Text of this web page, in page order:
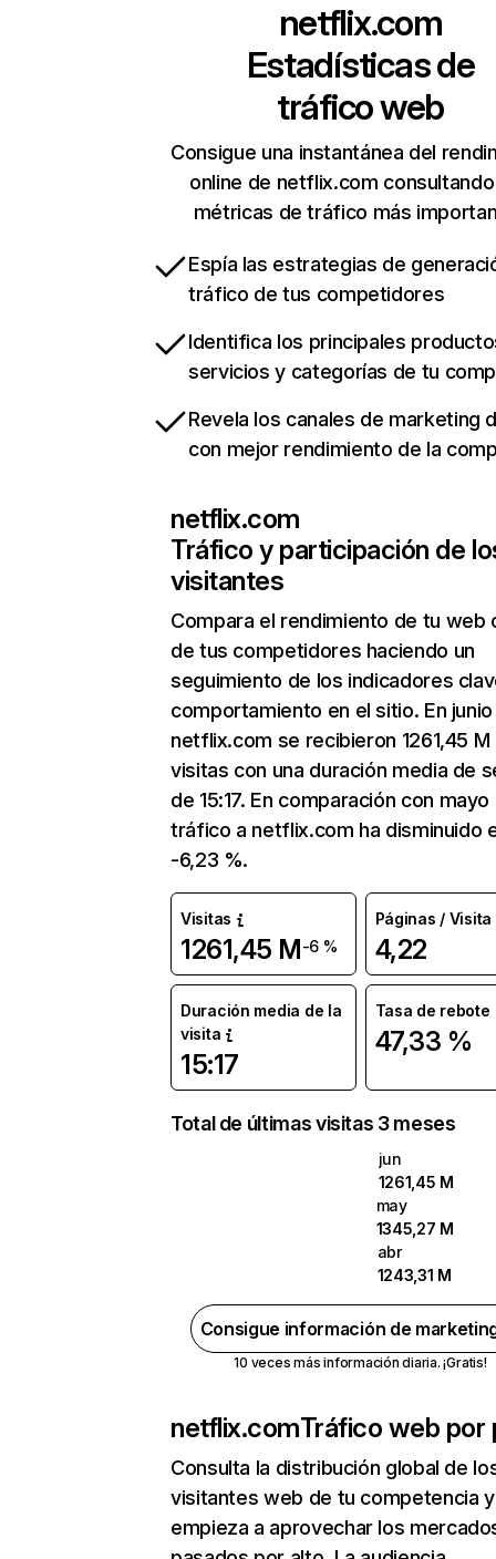
netflix.com
Estadísticas de
tráfico web
Consigue una instantánea del
online de netflix.com
métricas de tráfico más
Espía las estrategias de
tráfico de tus competidores
Identifica los principales
servicios y categorías de tu
Revela los canales de marketing
con mejor rendimiento de la
netflix.com
Tráfico y participación de
visitantes
Compara el rendimiento de tu web
de tus competidores haciendo un
seguimiento de los indicadores
comportamiento en el sitio. En junio
netflix.com se recibieron 1261,45 M
visitas con una duración media de
de 15:17. En comparación con mayo
tráfico a netflix.com ha disminuido
-6,23 %.
Visitas
1261,45 M-6 %
Páginas / Visita
4,22
Duración media de la
visita
15:17
Tasa de rebote
47,33 %
Total de últimas visitas 3 meses
jun
1261,45 M
may
1345,27 M
abr
1243,31 M
Consigue información de
10 veces más información diaria. ¡Gratis!
netflix.comTráfico web por
Consulta la distribución global de
visitantes web de tu competencia y
empieza a aprovechar los